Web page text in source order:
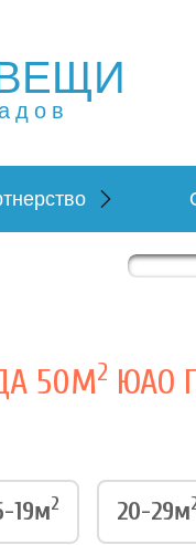
Складовка
50М2 ЮАО
19м2 20-29м